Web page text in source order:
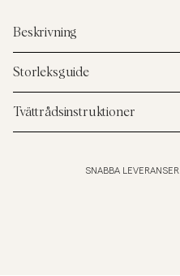
Beskrivning
Storleksguide
Tvättrådsinstruktioner
SNABBA LEVERANSER